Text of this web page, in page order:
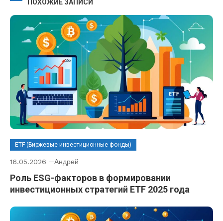
ПОХОЖИЕ ЗАПИСИ
ETF (Биржевые инвестиционные фонды)
16.05.2026 Андрей
Роль ESG-факторов в формировании
инвестиционных стратегий ETF 2025 года